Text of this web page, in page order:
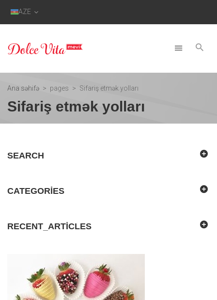
AZE
Ana səhifə pages Sifariş etmək yolları
Sifariş etmək yolları
SEARCH
CATEGORIES
RECENT_ARTICLES